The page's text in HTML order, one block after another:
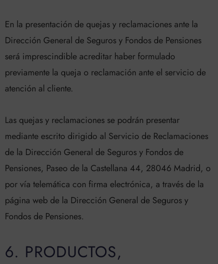
En la presentación de quejas y reclamaciones ante la
Dirección General de Seguros y Fondos de Pensiones
será imprescindible acreditar haber formulado
previamente la queja o reclamación ante el servicio de
atención al cliente.
Las quejas y reclamaciones se podrán presentar
mediante escrito dirigido al Servicio de Reclamaciones
de la Dirección General de Seguros y Fondos de
Pensiones, Paseo de la Castellana 44, 28046 Madrid, o
por vía telemática con firma electrónica, a través de la
página web de la Dirección General de Seguros y
Fondos de Pensiones.
6. PRODUCTOS,